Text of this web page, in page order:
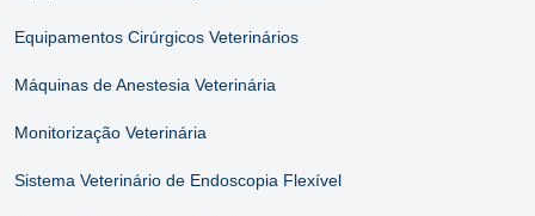
Equipamentos Cirúrgicos Veterinários
Máquinas de Anestesia Veterinária
Monitorização Veterinária
Sistema Veterinário de Endoscopia Flexível